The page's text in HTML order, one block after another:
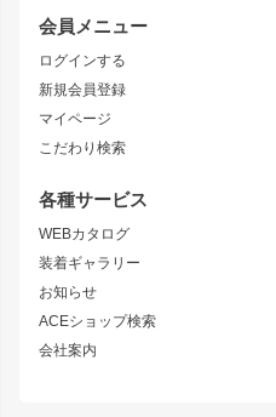
会員メニュー
ログインする
新規会員登録
マイページ
こだわり検索
各種サービス
WEBカタログ
装着ギャラリー
お知らせ
ACEショップ検索
会社案内
トレノ
マークX
ニッサン
S15 シルビア
S14 シルビア 後期
S13 シルビア
180SX
シルエイティ
スズキ
リアウイング
ジムニーパーツ
ホイール
MUD-S7
MUD-SR7